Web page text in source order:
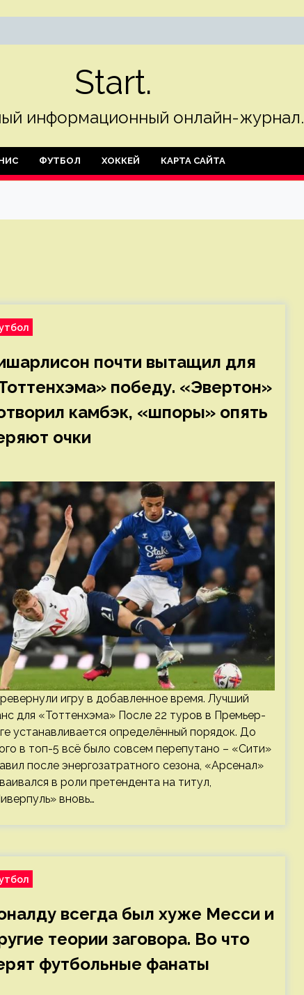
Start.
информационный онлайн-журнал.
ФУТБОЛ ХОККЕЙ КАРТА САЙТА
почти вытащил для
победу. «Эвертон»
камбэк, «шпоры» опять
очки
игру в добавленное время. Лучший
для «Тоттенхэма» После 22 туров в Премьер-
устанавливается определённый порядок. До
в топ-5 всё было совсем перепутано – «Сити»
после энергозатратного сезона, «Арсенал»
в роли претендента на титул,
вновь…
всегда был хуже Месси и
теории заговора. Во что
футбольные фанаты